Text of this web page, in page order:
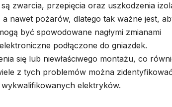
zwarcia, przepięcia oraz uszkodzenia
nawet pożarów, dlatego tak ważne jest,
być spowodowane nagłymi zmianami
podłączone do gniazdek.
się lub niewłaściwego montażu, co
z tych problemów można
elektryków.